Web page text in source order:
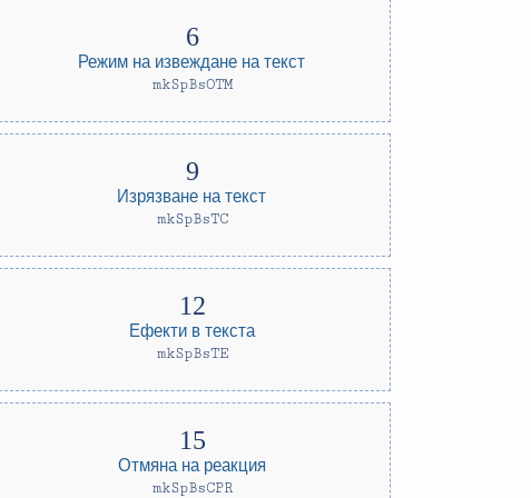
Режим на извеждане на текст
mkSpBsOTM
Изрязване на текст
mkSpBsTC
Ефекти в текста
mkSpBsTE
Отмяна на реакция
mkSpBsCPR